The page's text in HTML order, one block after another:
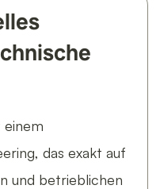
das exakt auf
und betrieblichen